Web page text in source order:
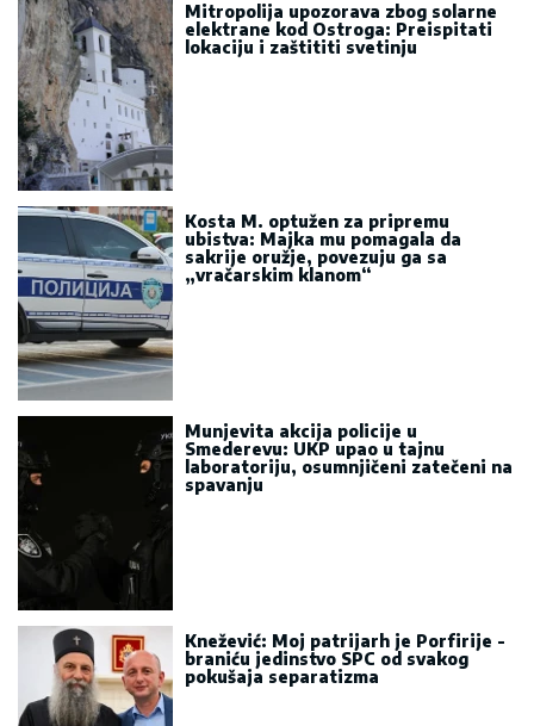
Mitropolija upozorava zbog solarne
elektrane kod Ostroga: Preispitati
lokaciju i zaštititi svetinju
Kosta M. optužen za pripremu
ubistva: Majka mu pomagala da
sakrije oružje, povezuju ga sa
„vračarskim klanom“
Munjevita akcija policije u
Smederevu: UKP upao u tajnu
laboratoriju, osumnjičeni zatečeni na
spavanju
Knežević: Moj patrijarh je Porfirije -
braniću jedinstvo SPC od svakog
pokušaja separatizma